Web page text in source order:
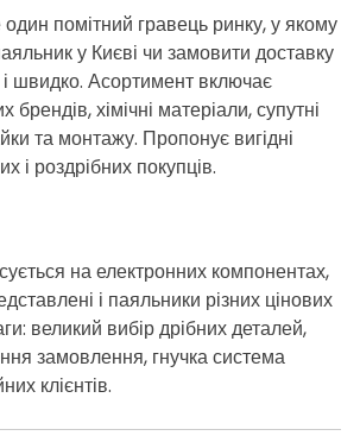
помітний гравець ринку, у якому
у Києві чи замовити доставку
і швидко. Асортимент включає
брендів, хімічні матеріали, супутні
та монтажу. Пропонує вигідні
і роздрібних покупців.
на електронних компонентах,
і паяльники різних цінових
великий вибір дрібних деталей,
замовлення, гнучка система
клієнтів.